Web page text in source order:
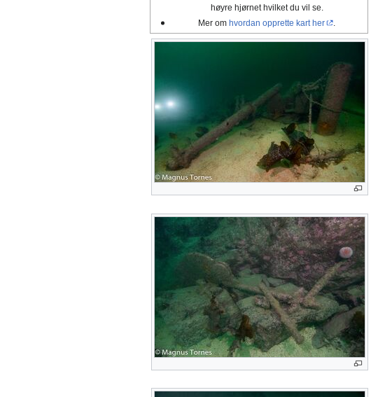
høyre hjørnet hvilket du vil se.
Mer om hvordan opprette kart her